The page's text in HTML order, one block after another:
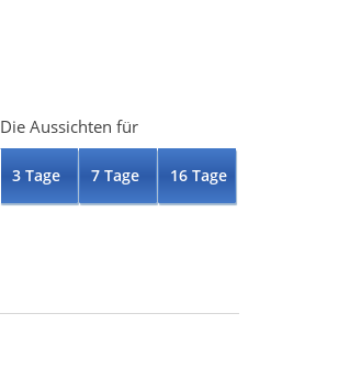
Die Aussichten für
3 Tage 7 Tage 16 Tage